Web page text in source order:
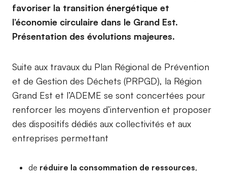
favoriser la transition énergétique et
l’économie circulaire dans le Grand Est.
Présentation des évolutions majeures.
Suite aux travaux du Plan Régional de Prévention
et de Gestion des Déchets (PRPGD), la Région
Grand Est et l’ADEME se sont concertées pour
renforcer les moyens d’intervention et proposer
des dispositifs dédiés aux collectivités et aux
entreprises permettant
de réduire la consommation de ressources,